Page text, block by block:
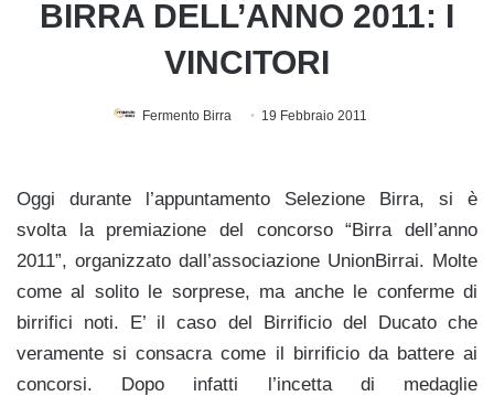
BIRRA DELL’ANNO 2011: I
VINCITORI
Fermento Birra 19 Febbraio 2011
Oggi durante l’appuntamento Selezione Birra, si è
svolta la premiazione del concorso “Birra dell’anno
2011”, organizzato dall’associazione UnionBirrai. Molte
come al solito le sorprese, ma anche le conferme di
birrifici noti. E’ il caso del Birrificio del Ducato che
veramente si consacra come il birrificio da battere ai
concorsi. Dopo infatti l’incetta di medaglie